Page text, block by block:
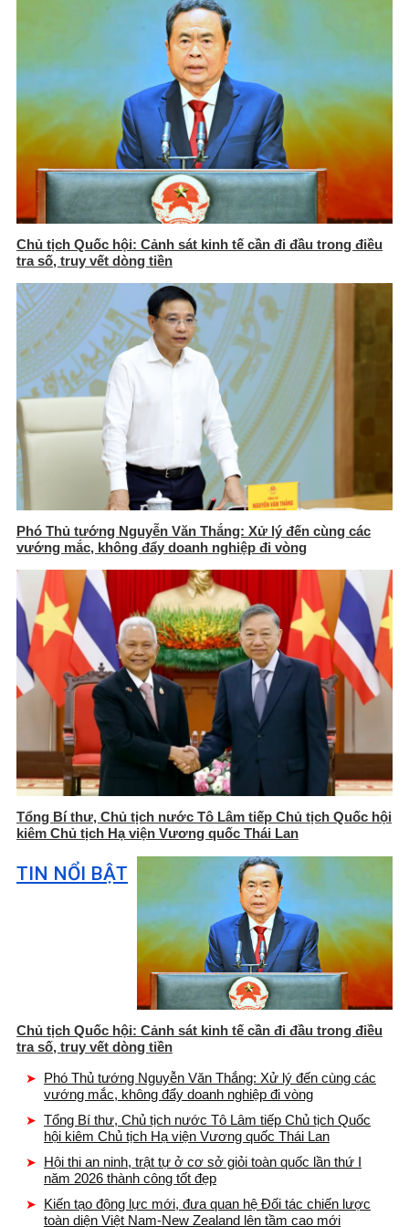
Chủ tịch Quốc hội: Cảnh sát kinh tế cần đi đầu trong điều
tra số, truy vết dòng tiền
Phó Thủ tướng Nguyễn Văn Thắng: Xử lý đến cùng các
vướng mắc, không đẩy doanh nghiệp đi vòng
Tổng Bí thư, Chủ tịch nước Tô Lâm tiếp Chủ tịch Quốc hội
kiêm Chủ tịch Hạ viện Vương quốc Thái Lan
TIN NỔI BẬT
Chủ tịch Quốc hội: Cảnh sát kinh tế cần đi đầu trong điều
tra số, truy vết dòng tiền
Phó Thủ tướng Nguyễn Văn Thắng: Xử lý đến cùng các
vướng mắc, không đẩy doanh nghiệp đi vòng
Tổng Bí thư, Chủ tịch nước Tô Lâm tiếp Chủ tịch Quốc
hội kiêm Chủ tịch Hạ viện Vương quốc Thái Lan
Hội thi an ninh, trật tự ở cơ sở giỏi toàn quốc lần thứ I
năm 2026 thành công tốt đẹp
Kiến tạo động lực mới, đưa quan hệ Đối tác chiến lược
toàn diện Việt Nam-New Zealand lên tầm cao mới